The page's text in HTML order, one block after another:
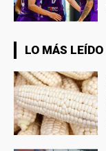
LO MÁS LEÍDO